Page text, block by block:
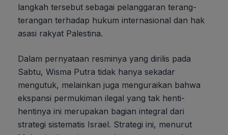
langkah tersebut sebagai pelanggaran terang-
terangan terhadap hukum internasional dan hak
asasi rakyat Palestina.
Dalam pernyataan resminya yang dirilis pada
Sabtu, Wisma Putra tidak hanya sekadar
mengutuk, melainkan juga menguraikan bahwa
ekspansi permukiman ilegal yang tak henti-
hentinya ini merupakan bagian integral dari
strategi sistematis Israel. Strategi ini, menurut